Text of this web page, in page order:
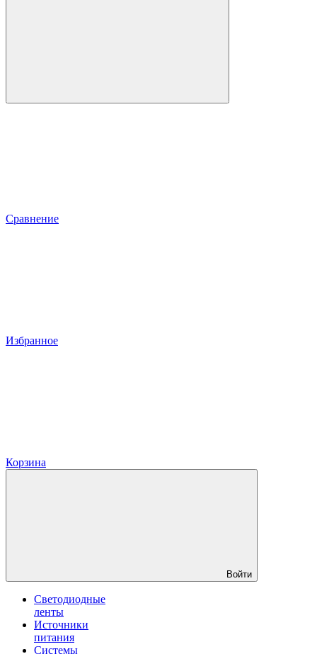
Сравнение
Избранное
Корзина
Войти
Светодиодные
ленты
Источники
питания
Системы